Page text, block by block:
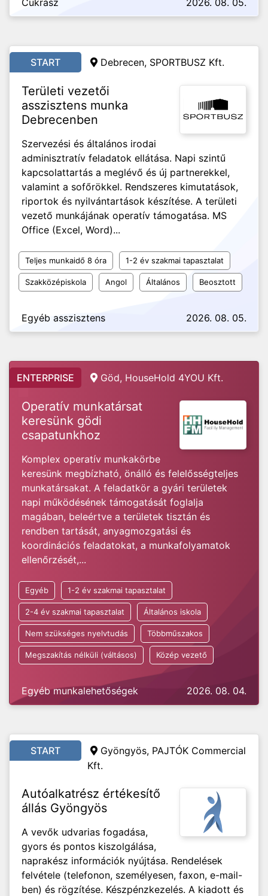
Cukrász 2026. 08. 05.
START Debrecen, SPORTBUSZ Kft.
Területi vezetői
asszisztens munka
Debrecenben
Szervezési és általános irodai
adminisztratív feladatok ellátása. Napi szintű
kapcsolattartás a meglévő és új partnerekkel,
valamint a sofőrökkel. Rendszeres kimutatások,
riportok és nyilvántartások készítése. A területi
vezető munkájának operatív támogatása. MS
Office (Excel, Word)...
Teljes munkaidő 8 óra 1-2 év szakmai tapasztalat
Szakközépiskola Angol Általános Beosztott
Egyéb asszisztens 2026. 08. 05.
ENTERPRISE Göd, HouseHold 4YOU Kft.
Operatív munkatársat
keresünk gödi
csapatunkhoz
Komplex operatív munkakörbe
keresünk megbízható, önálló és felelősségteljes
munkatársakat. A feladatkör a gyári területek
napi működésének támogatását foglalja
magában, beleértve a területek tisztán és
rendben tartását, anyagmozgatási és
koordinációs feladatokat, a munkafolyamatok
ellenőrzését,...
Egyéb 1-2 év szakmai tapasztalat
2-4 év szakmai tapasztalat Általános iskola
Nem szükséges nyelvtudás Többműszakos
Megszakítás nélküli (váltásos) Közép vezető
Egyéb munkalehetőségek 2026. 08. 04.
START
Gyöngyös, PAJTÓK Commercial
Kft.
Autóalkatrész értékesítő
állás Gyöngyös
A vevők udvarias fogadása,
gyors és pontos kiszolgálása,
naprakész információk nyújtása. Rendelések
felvétele (telefonon, személyesen, faxon, e-mail-
ben) és rögzítése. Készpénzkezelés. A kiadott és